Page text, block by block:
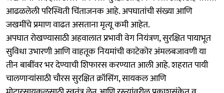
आढळलेली परिस्थिती चिंताजनक आहे. अपघातांची संख्या आणि
जखमींचे प्रमाण वाढत असताना मृत्यू कमी आहेत.
अपघात रोखण्यासाठी अहवालात प्रभावी वेग नियंत्रण, सुरक्षित पायाभूत
सुविधा उभारणी आणि वाहतूक नियमांची काटेकोर अंमलबजावणी या
तीन बाबींवर भर देण्याची शिफारस करण्यात आली आहे. शहरात पायी
चालणाऱ्यांसाठी चौरस सुरक्षित क्रॉसिंग, सायकल आणि